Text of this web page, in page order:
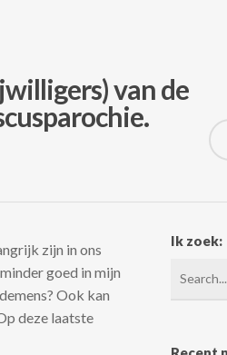
van de
zijn in ons
goed in mijn
Ook kan
deze laatste
Ik zoek: